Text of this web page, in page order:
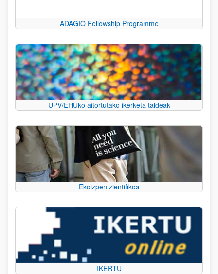
ADAGIO Fellowship Programme
UPV/EHUko aitortutako ikerketa taldeak
Ekoizpen zientifikoa
IKERTU